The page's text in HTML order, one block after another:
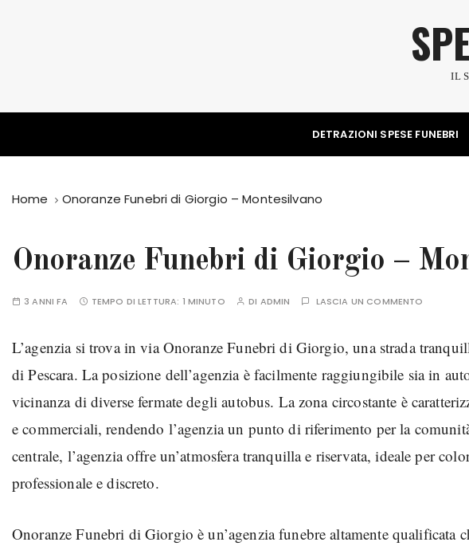
a
IL
DETRAZIONI SPESE FUNEBRI
Home Onoranze Funebri di Giorgio – Montesilvano
Onoranze Funebri di Giorgio –
3 ANNI FA TEMPO DI LETTURA: 1 MINUTO DI ADMIN LASCIA UN COMMENTO
L’agenzia si trova in via Onoranze Funebri di Giorgio, una strada
di Pescara. La posizione dell’agenzia è facilmente raggiungibile sia in
vicinanza di diverse fermate degli autobus. La zona circostante è
e commerciali, rendendo l’agenzia un punto di riferimento per la
centrale, l’agenzia offre un’atmosfera tranquilla e riservata, ideale per
professionale e discreto.
Onoranze Funebri di Giorgio è un’agenzia funebre altamente qualificata